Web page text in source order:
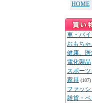
HOME
車・バイ
おもち
健康、
電化製品
スポー
家具 (107)
ファッ
雑貨・